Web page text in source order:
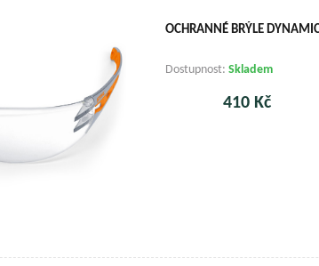
OCHRANNÉ BRÝLE
Dostupnost: Skladem
410 Kč